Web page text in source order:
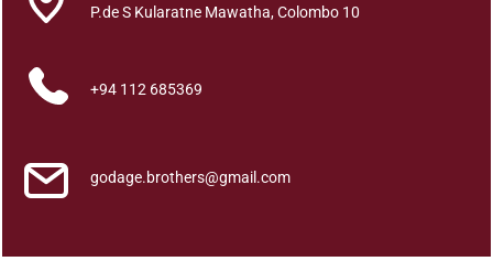
P.de S Kularatne Mawatha, Colombo 10
+94 112 685369
godage.brothers@gmail.com